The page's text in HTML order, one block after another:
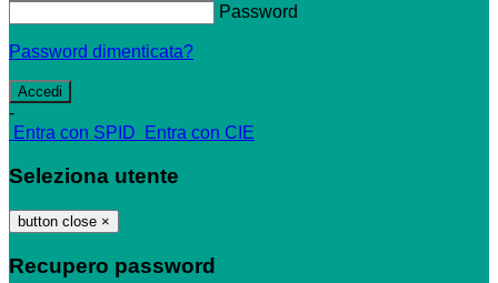
Password
Password dimenticata?
-
Entra con SPID
Entra con CIE
Seleziona utente
button close ×
Recupero password